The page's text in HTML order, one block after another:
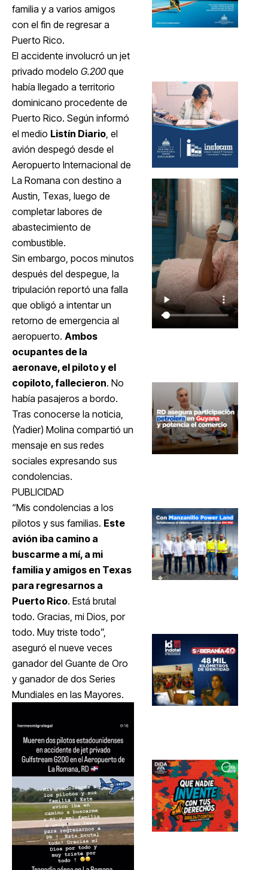
familia y a varios amigos
con el fin de regresar a
Puerto Rico.
El accidente involucró un jet
privado modelo G.200 que
había llegado a territorio
dominicano procedente de
Puerto Rico. Según informó
el medio Listín Diario, el
avión despegó desde el
Aeropuerto Internacional de
La Romana con destino a
Austin, Texas, luego de
completar labores de
abastecimiento de
combustible.
Sin embargo, pocos minutos
después del despegue, la
tripulación reportó una falla
que obligó a intentar un
retorno de emergencia al
aeropuerto. Ambos
ocupantes de la
aeronave, el piloto y el
copiloto, fallecieron. No
había pasajeros a bordo.
Tras conocerse la noticia,
(Yadier) Molina compartió un
mensaje en sus redes
sociales expresando sus
condolencias.
PUBLICIDAD
“Mis condolencias a los
pilotos y sus familias. Este
avión iba camino a
buscarme a mí, a mi
familia y amigos en Texas
para regresarnos a
Puerto Rico. Está brutal
todo. Gracias, mi Dios, por
todo. Muy triste todo”,
aseguró el nueve veces
ganador del Guante de Oro
y ganador de dos Series
Mundiales en las Mayores.